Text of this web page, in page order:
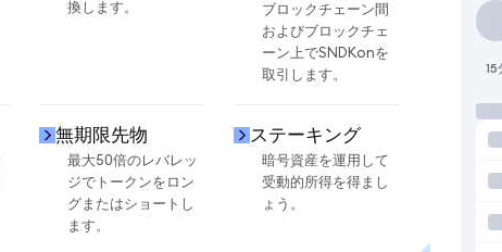
換します。
ブロックチェーン間
およびブロックチェ
ーン上でSNDKonを
取引します。
無期限先物
最大50倍のレバレッ
ジでトークンをロン
グまたはショートし
ます。
ステーキング
暗号資産を運用して
受動的所得を得まし
ょう。
15